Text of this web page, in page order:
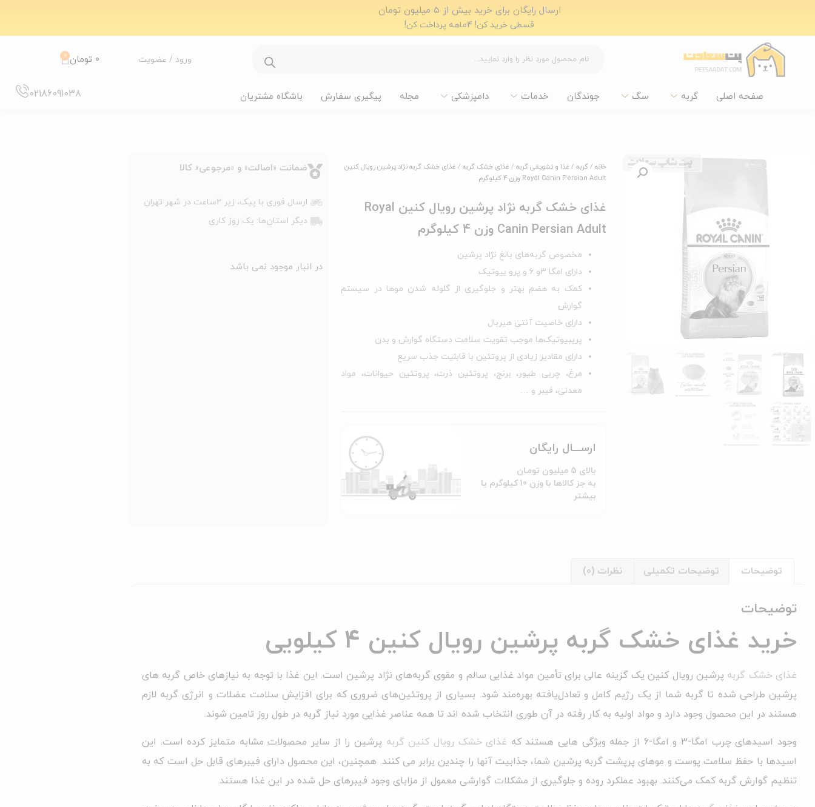
ارسال رایگان برای خرید بیش از 5 میلیون تومان
قسطی خرید کن! 4ماهه پرداخت کن!
ورود / عضویت 0 تومان 0
صفحه اصلی گربه سگ جوندگان خدمات دامپزشکی مجله پیگیری سفارش باشگاه مشتریان 02186091038
خانه /گربه / غذا و تشویقی گربه / غذای خشک گربه / غذای خشک گربه نژاد پرشین رویال کنین
Royal Canin Persian Adult وزن 4 کیلوگرم
غذای خشک گربه نژاد پرشین رویال کنین Royal
Canin Persian Adult وزن 4 کیلوگرم
مخصوص گربه‌های بالغ نژاد پرشین
دارای امگا 3و 6 و پرو بیوتیک
کمک به هضم بهتر و جلوگیری از گلوله شدن موها در سیستم
گوارش
دارای خاصیت آنتی هیربال
پریبیوتیک‌ها موجب تقویت سلامت دستگاه گوارش و بدن
دارای مقادیر زیادی از پروتئین با قابلیت جذب سریع
مرغ، چربی طیور، برنج، پروتئین ذرت، پروتئین حیوانات، مواد
معدنی، فیبر و …
ارســـال رایگان
بالای 5 میلیون تومـان
به جز کالاها با وزن 10 کیلوگرم یا
بیشتر
ضمانت «اصالت» و «مرجوعی» کالا
ارسال فوری با پیک، زیر 2ساعت در شهر تهران
دیگر استان‌ها: یک روز کاری
در انبار موجود نمی باشد
توضیحات توضیحات تکمیلی نظرات (0)
توضیحات
خرید غذای خشک گربه پرشین رویال کنین 4 کیلویی
غذای خشک گربه پرشین رویال کنین یک گزینه عالی برای تأمین مواد غذایی سالم و مقوی گربه‌های نژاد پرشین است. این غذا با توجه به نیازهای خاص گربه های
پرشین طراحی شده تا گربه‌ شما از یک رژیم کامل و تعادل‌یافته بهره‌مند شود. بسیاری از پروتئین‌های ضروری که برای افزایش سلامت عضلات و انرژی گربه لازم
هستند در این محصول وجود دارد و مواد اولیه به کار رفته در آن طوری انتخاب شده اند تا همه عناصر غذایی مورد نیاز گربه در طول روز تامین شوند.
وجود اسیدهای چرب امگا-3 و امگا-6 از جمله ویژگی هایی هستند که غذای خشک رویال کنین گربه پرشین را از سایر محصولات مشابه متمایز کرده است. این
اسیدها با حفظ سلامت پوست و موهای پرپشت گربه پرشین شما، جذابیت آنها را چندین برابر می کنند. همچنین، این محصول دارای فیبرهای قابل حل است که به
تنظیم گوارش گربه کمک می‌کنند. بهبود عملکرد روده و جلوگیری از مشکلات گوارشی معمول از مزایای وجود فیبرهای حل شده در این غذا هستند.